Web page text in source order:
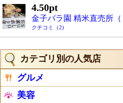
4.50pt
金子バラ園 精米直売所（
クチコミ（2)
カテゴリ別の人気店
グルメ
美容